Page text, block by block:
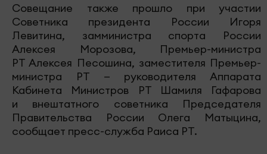
Совещание также прошло при участии
Советника президента России Игоря
Левитина, замминистра спорта России
Алексея Морозова, Премьер-министра
РТ Алексея Песошина, заместителя Премьер-
министра РТ — руководителя Аппарата
Кабинета Министров РТ Шамиля Гафарова
и внештатного советника Председателя
Правительства России Олега Матыцина,
сообщает пресс-служба Раиса РТ.